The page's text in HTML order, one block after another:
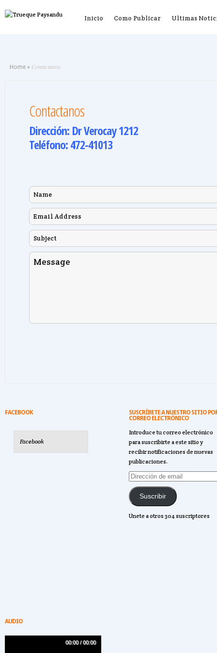
Inicio Como Publicar Ultimas
Home » Contactanos
Contactanos
Dirección: Dr Verocay 1212
Teléfono: 472-41013
FACEBOOK
Facebook
SUSCRÍBETE A NUESTRO SITIO
CORREO ELECTRÓNICO
Introduce tu correo electrónico
para suscribirte a este sitio y
recibir notificaciones de nuevas
publicaciones.
Dirección
de
emailSuscribir
Únete a otros 304 suscriptores
AUDIO
00:00 / 00:00